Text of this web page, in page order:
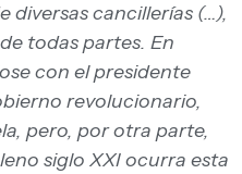
diversas cancillerías (…),
todas partes. En
con el presidente
revolucionario,
pero, por otra parte,
siglo XXI ocurra esta